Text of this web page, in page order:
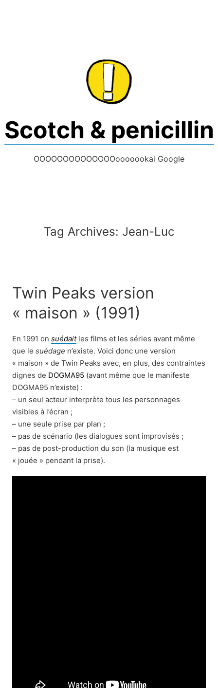
Scotch & penicillin
OOOOOOOOOOOOOOooooookai Google
Tag Archives: Jean-Luc
Twin Peaks version
« maison » (1991)
En 1991 on suédaitles films et les séries avant même
que le suédage n’existe. Voici donc une version
« maison » de Twin Peaks avec, en plus, des contraintes
dignes de DOGMA95 (avant même que le manifeste
DOGMA95 n’existe) :
– un seul acteur interprète tous les personnages
visibles à l’écran ;
– une seule prise par plan ;
– pas de scénario (les dialogues sont improvisés ;
– pas de post-production du son (la musique est
« jouée » pendant la prise).